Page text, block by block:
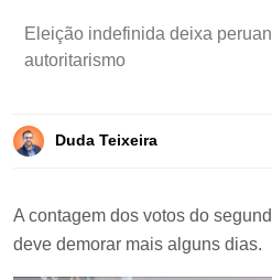
Eleição indefinida deixa
autoritarismo
Duda Teixeira
A contagem dos votos do
deve demorar mais alguns dias.